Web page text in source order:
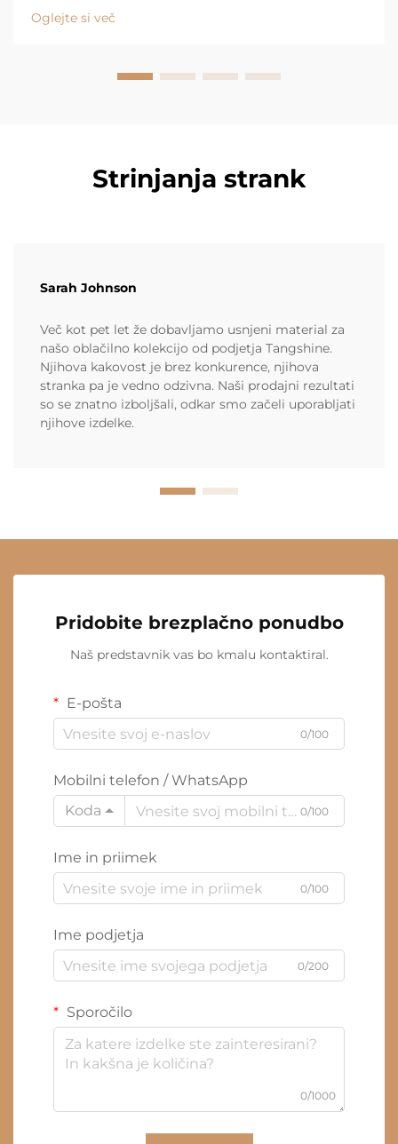
kavč in se takoj počutite osveženo. Za to obstaja
razlog, in ...
Oglejte si več
Strinjanja strank
Sarah Johnson
Več kot pet let že dobavljamo usnjeni material za
našo oblačilno kolekcijo od podjetja Tangshine.
Njihova kakovost je brez konkurence, njihova
stranka pa je vedno odzivna. Naši prodajni rezultati
so se znatno izboljšali, odkar smo začeli uporabljati
njihove izdelke.
Pridobite brezplačno ponudbo
Naš predstavnik vas bo kmalu kontaktiral.
E-pošta
0/100
Mobilni telefon / WhatsApp
Koda
0/100
Ime in priimek
0/100
Ime podjetja
0/200
Sporočilo
0/1000